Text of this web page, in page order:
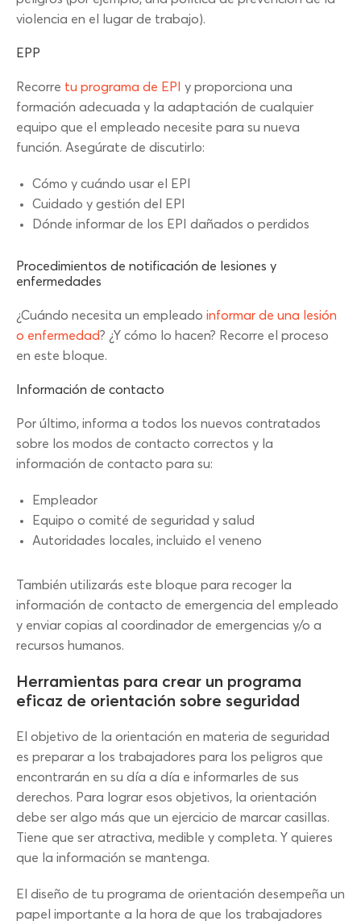
violencia en el lugar de trabajo).
EPP
Recorre tu programa de EPI
y proporciona una
formación adecuada y la adaptación de cualquier
equipo que el empleado necesite para su nueva
función. Asegúrate de discutirlo:
Cómo y cuándo usar el EPI
Cuidado y gestión del EPI
Dónde informar de los EPI dañados o perdidos
Procedimientos de notificación de lesiones y
enfermedades
¿Cuándo necesita un empleado informar de una lesión
o enfermedad? ¿Y cómo lo hacen? Recorre el proceso
en este bloque.
Información de contacto
Por último, informa a todos los nuevos contratados
sobre los modos de contacto correctos y la
información de contacto para su:
Empleador
Equipo o comité de seguridad y salud
Autoridades locales, incluido el veneno
También utilizarás este bloque para recoger la
información de contacto de emergencia del empleado
y enviar copias al coordinador de emergencias y/o a
recursos humanos.
Herramientas para crear un programa
eficaz de orientación sobre seguridad
El objetivo de la orientación en materia de seguridad
es preparar a los trabajadores para los peligros que
encontrarán en su día a día e informarles de sus
derechos. Para lograr esos objetivos, la orientación
debe ser algo más que un ejercicio de marcar casillas.
Tiene que ser atractiva, medible y completa. Y quieres
que la información se mantenga.
El diseño de tu programa de orientación desempeña un
papel importante a la hora de que los trabajadores